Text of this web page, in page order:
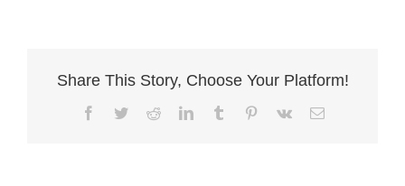
Share This Story, Choose Your Platform!
Facebook
TwitterRedditLinkedInTumblr Pinterest
Vk Email